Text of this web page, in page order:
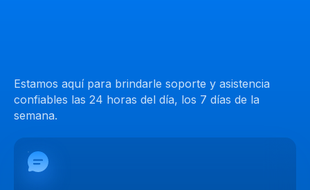
Estamos aquí para brindarle soporte y asistencia
confiables las 24 horas del día, los 7 días de la
semana.